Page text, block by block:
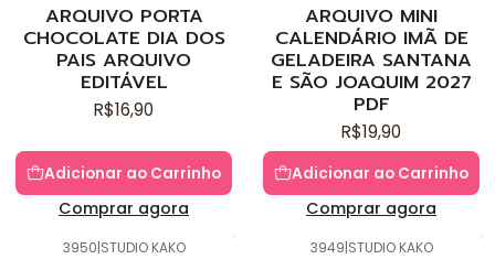
ARQUIVO PORTA
CHOCOLATE DIA DOS
PAIS ARQUIVO
EDITÁVEL
R$16,90
Adicionar ao Carrinho
Comprar agora
ARQUIVO MINI
CALENDÁRIO IMÃ DE
GELADEIRA SANTANA
E SÃO JOAQUIM 2027
PDF
R$19,90
Adicionar ao Carrinho
Comprar agora
3950|STUDIO KAKO 3949|STUDIO KAKO